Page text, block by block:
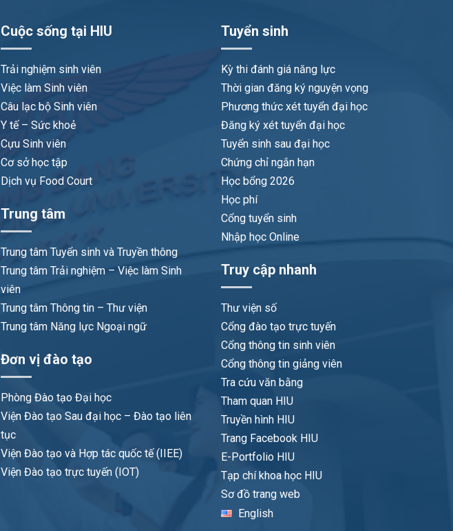
Cuộc sống tại HIU
Trải nghiệm sinh viên
Việc làm Sinh viên
Câu lạc bộ Sinh viên
Y tế – Sức khoẻ
Cựu Sinh viên
Cơ sở học tập
Dịch vụ Food Court
Trung tâm
Trung tâm Tuyển sinh và Truyền thông
Trung tâm Trải nghiệm – Việc làm Sinh
viên
Trung tâm Thông tin – Thư viện
Trung tâm Năng lực Ngoại ngữ
Đơn vị đào tạo
Phòng Đào tạo Đại học
Viện Đào tạo Sau đại học – Đào tạo liên
tục
Viện Đào tạo và Hợp tác quốc tế (IIEE)
Viện Đào tạo trực tuyến (IOT)
Tuyển sinh
Kỳ thi đánh giá năng lực
Thời gian đăng ký nguyện vọng
Phương thức xét tuyển đại học
Đăng ký xét tuyển đại học
Tuyển sinh sau đại học
Chứng chỉ ngắn hạn
Học bổng 2026
Học phí
Cổng tuyển sinh
Nhập học Online
Truy cập nhanh
Thư viện số
Cổng đào tạo trực tuyến
Cổng thông tin sinh viên
Cổng thông tin giảng viên
Tra cứu văn bằng
Tham quan HIU
Truyền hình HIU
Trang Facebook HIU
E-Portfolio HIU
Tạp chí khoa học HIU
Sơ đồ trang web
English